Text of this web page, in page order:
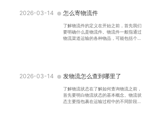
2026-03-14 怎么寄物流件
了解物流件的定义在开始之前，首先我们
要明确什么是物流件。物流件一般指通过
物流渠道运输的各种物品，可能包括个人
2026-03-14 发物流怎么查到哪里了
了解物流状态在了解如何查询物流之前，
首先要明白物流状态的基本概念。物流状
态主要指包裹在运输过程中的不同阶段，